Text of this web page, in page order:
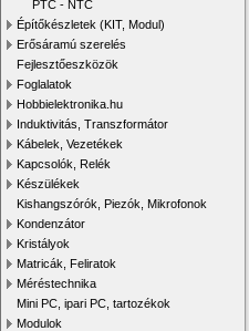
PTC - NTC
Építőkészletek (KIT, Modul)
Erősáramú szerelés
Fejlesztőeszközök
Foglalatok
Hobbielektronika.hu
Induktivitás, Transzformátor
Kábelek, Vezetékek
Kapcsolók, Relék
Készülékek
Kishangszórók, Piezók, Mikrofonok
Kondenzátor
Kristályok
Matricák, Feliratok
Méréstechnika
Mini PC, ipari PC, tartozékok
Modulok